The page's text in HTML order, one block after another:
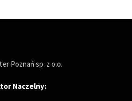
Poznań sp. z o.o.
Naczelny: